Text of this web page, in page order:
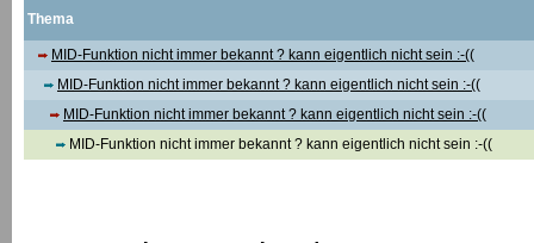
Thema
MID-Funktion nicht immer bekannt ? kann eigentlich nicht sein :-((
MID-Funktion nicht immer bekannt ? kann eigentlich nicht sein :-((
MID-Funktion nicht immer bekannt ? kann eigentlich nicht sein :-((
MID-Funktion nicht immer bekannt ? kann eigentlich nicht sein :-((